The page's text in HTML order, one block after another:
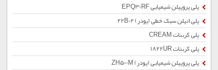
پلی پروپیلن شیمیایی EPQ30RF
پلی اتیلن سبک خطی (پودر) 22B02
پلی کربنات CREAM
پلی کربنات 1822UR
پلی پروپیلن شیمیایی (پودر) ZH500M